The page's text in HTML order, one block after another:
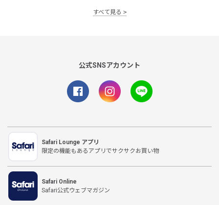
すべて見る
公式SNSアカウント
Safari Lounge アプリ
限定の機能もあるアプリでサクサクお買い物
Safari Online
Safari公式ウェブマガジン